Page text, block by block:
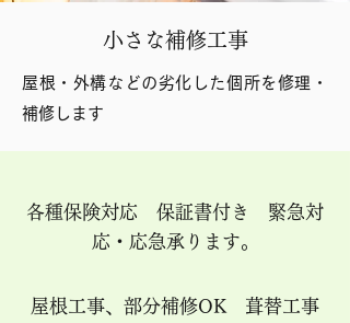
小さな補修工事
屋根・外構などの劣化した個所を修理・
補修します
各種保険対応 保証書付き 緊急対
応・応急承ります。
屋根工事、部分補修OK 葺替工事